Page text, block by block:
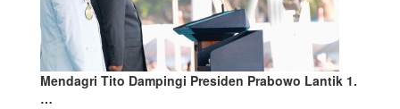
Mendagri Tito Dampingi Presiden Prabowo Lantik 1.
…